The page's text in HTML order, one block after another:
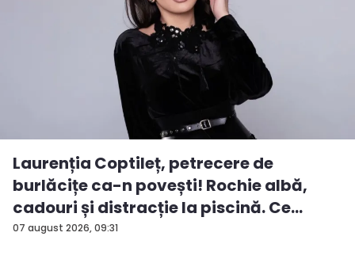
07 august 2026, 09:31
Laurenția Coptileț, petrecere de
burlăcițe ca-n povești! Rochie albă,
cadouri și distracție la piscină. Ce
surp...